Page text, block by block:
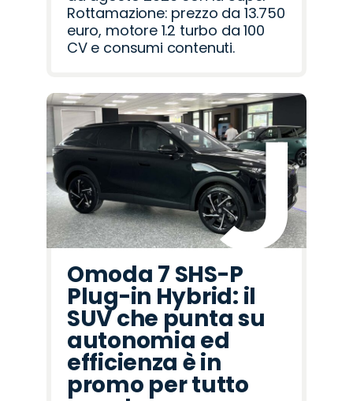
Rottamazione: prezzo da 13.750
euro, motore 1.2 turbo da 100
CV e consumi contenuti.
Omoda 7 SHS-P
Plug-in Hybrid: il
SUV che punta su
autonomia ed
efficienza è in
promo per tutto